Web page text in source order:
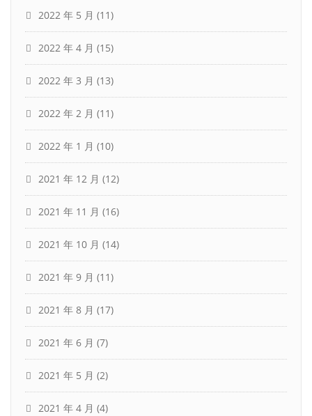
2022 年 5 月 (11)
2022 年 4 月 (15)
2022 年 3 月 (13)
2022 年 2 月 (11)
2022 年 1 月 (10)
2021 年 12 月 (12)
2021 年 11 月 (16)
2021 年 10 月 (14)
2021 年 9 月 (11)
2021 年 8 月 (17)
2021 年 6 月 (7)
2021 年 5 月 (2)
2021 年 4 月 (4)